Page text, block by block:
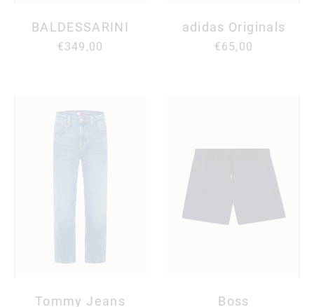
BALDESSARINI
€349,00
adidas Originals
€65,00
Tommy Jeans Boss